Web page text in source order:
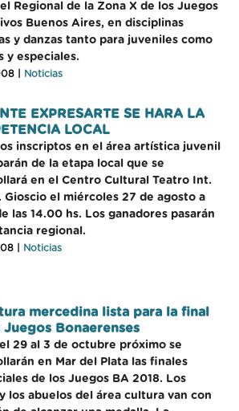
Regional de la Zona X de los Juegos
Buenos Aires, en disciplinas
y danzas tanto para juveniles como
y especiales.
| Noticias
EXPRESARTE SE HARA LA
LOCAL
inscriptos en el área artística juvenil
de la etapa local que se
en el Centro Cultural Teatro Int.
Gioscio el miércoles 27 de agosto a
las 14.00 hs. Los ganadores pasarán
regional.
| Noticias
mercedina lista para la final
Bonaerenses
29 al 3 de octubre próximo se
en Mar del Plata las finales
de los Juegos BA 2018. Los
los abuelos del área cultura van con